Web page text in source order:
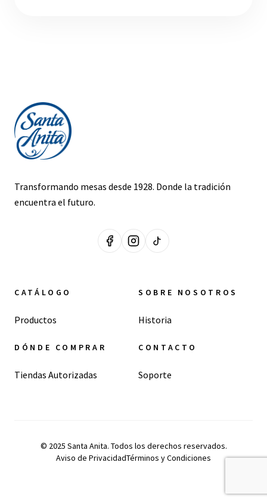
Transformando mesas desde 1928. Donde la tradición
encuentra el futuro.
CATÁLOGO
Productos
SOBRE NOSOTROS
Historia
DÓNDE COMPRAR
Tiendas Autorizadas
CONTACTO
Soporte
© 2025 Santa Anita. Todos los derechos reservados.
Aviso de PrivacidadTérminos y Condiciones